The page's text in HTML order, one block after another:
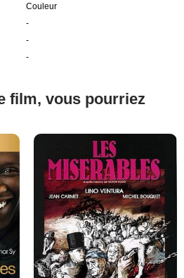
Couleur
-
-
-
film, vous pourriez